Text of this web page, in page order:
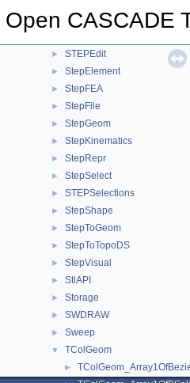
Open CASCADE
► StepData
► STEPEdit
► StepElement
► StepFEA
► StepFile
► StepGeom
► StepKinematics
► StepRepr
► StepSelect
► STEPSelections
► StepShape
► StepToGeom
► StepToTopoDS
► StepVisual
► StlAPI
► Storage
► SWDRAW
► Sweep
▼ TColGeom
►